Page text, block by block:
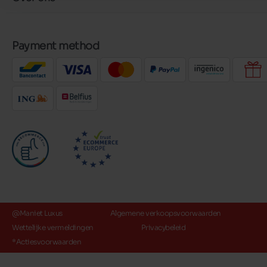
Payment method
@Maniet Luxus
Algemene verkoopsvoorwaarden
Wettelijke vermeldingen
Privacybeleid
*Actiesvoorwaarden